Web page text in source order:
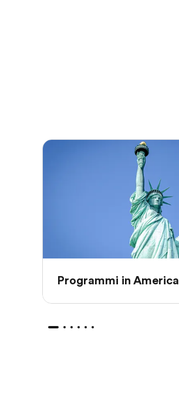
Programmi in America